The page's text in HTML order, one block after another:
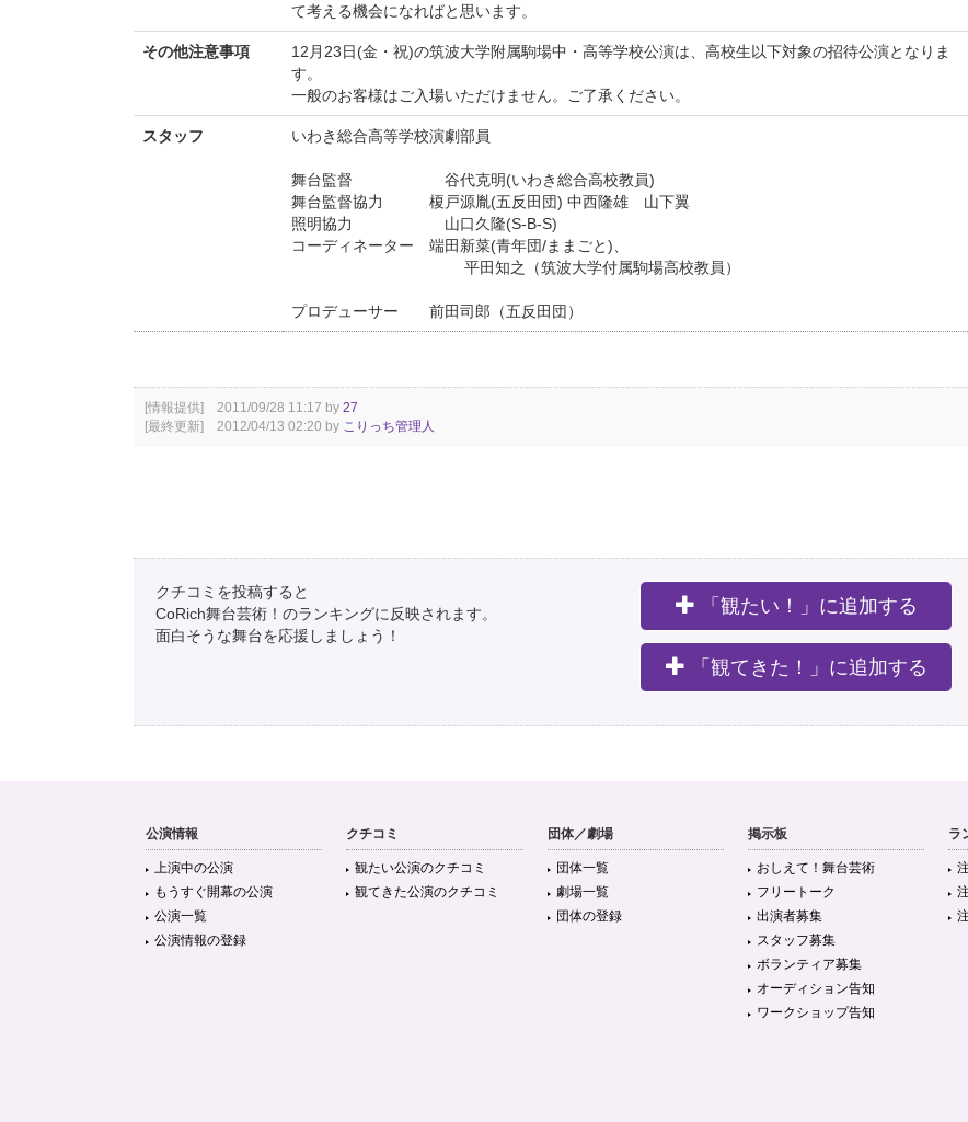
て考える機会になればと思います。
その他注意事項
12月23日(金・祝)の筑波大学附属駒場中・高等学校公演は、高校生以下対象の招待公演となりま
す。
一般のお客様はご入場いただけません。ご了承ください。
スタッフ いわき総合高等学校演劇部員
舞台監督 谷代克明(いわき総合高校教員)
舞台監督協力 榎戸源胤(五反田団) 中西隆雄 山下翼
照明協力 山口久隆(S-B-S)
コーディネーター 端田新菜(青年団/ままごと)、
平田知之（筑波大学付属駒場高校教員）
プロデューサー 前田司郎（五反田団）
[情報提供] 2011/09/28 11:17 by 27
[最終更新] 2012/04/13 02:20 by こりっち管理人
クチコミを投稿すると
CoRich舞台芸術！のランキングに反映されます。
面白そうな舞台を応援しましょう！
「観たい！」に追加する
「観てきた！」に追加する
公演情報
上演中の公演
もうすぐ開幕の公演
公演一覧
公演情報の登録
クチコミ
観たい公演のクチコミ
観てきた公演のクチコミ
団体／劇場
団体一覧
劇場一覧
団体の登録
掲示板
おしえて！舞台芸術
フリートーク
出演者募集
スタッフ募集
ボランティア募集
オーディション告知
ワークショップ告知
ラ